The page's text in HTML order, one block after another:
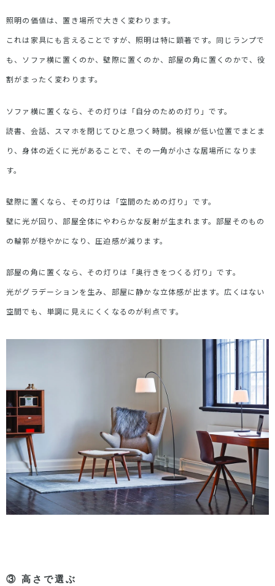
照明の価値は、置き場所で大きく変わります。
これは家具にも言えることですが、照明は特に顕著です。同じランプで
も、ソファ横に置くのか、壁際に置くのか、部屋の角に置くのかで、役
割がまったく変わります。
ソファ横に置くなら、その灯りは「自分のための灯り」です。
読書、会話、スマホを閉じてひと息つく時間。視線が低い位置でまとま
り、身体の近くに光があることで、その一角が小さな居場所になりま
す。
壁際に置くなら、その灯りは「空間のための灯り」です。
壁に光が回り、部屋全体にやわらかな反射が生まれます。部屋そのもの
の輪郭が穏やかになり、圧迫感が減ります。
部屋の角に置くなら、その灯りは「奥行きをつくる灯り」です。
光がグラデーションを生み、部屋に静かな立体感が出ます。広くはない
空間でも、単調に見えにくくなるのが利点です。
③ 高さで選ぶ